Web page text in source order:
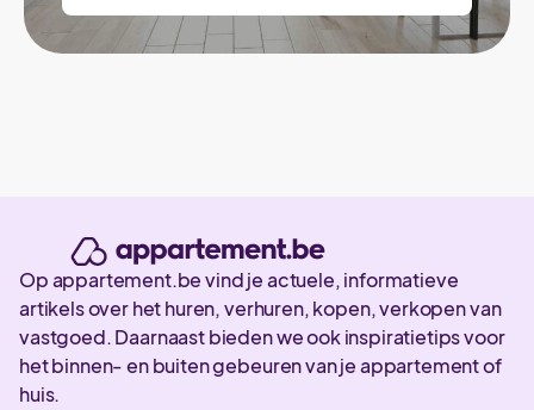
Op appartement.be vind je actuele, informatieve
artikels over het huren, verhuren, kopen, verkopen van
vastgoed. Daarnaast bieden we ook inspiratietips voor
het binnen- en buiten gebeuren van je appartement of
huis.